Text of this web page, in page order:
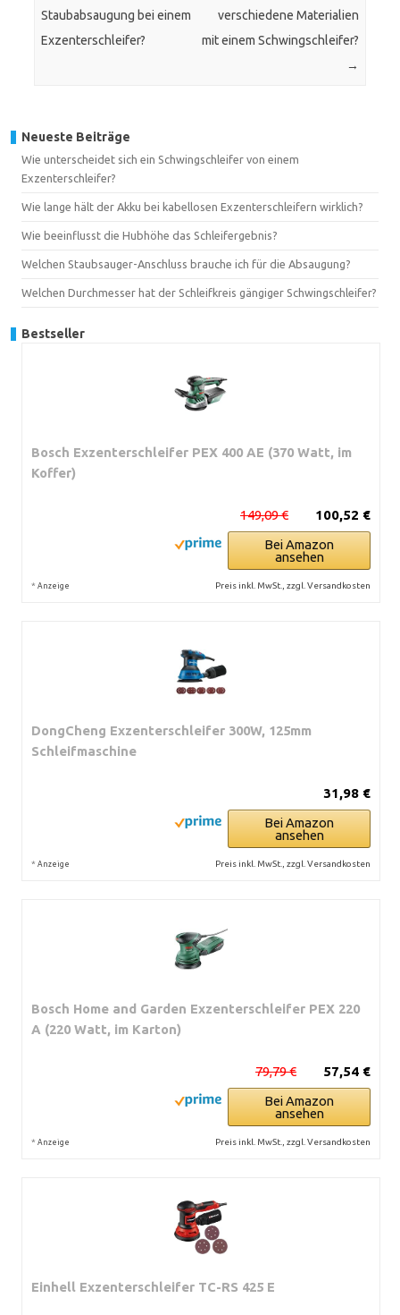
Staubabsaugung bei einem
Exzenterschleifer?
verschiedene Materialien
mit einem Schwingschleifer?
→
Neueste Beiträge
Wie unterscheidet sich ein Schwingschleifer von einem
Exzenterschleifer?
Wie lange hält der Akku bei kabellosen Exzenterschleifern wirklich?
Wie beeinflusst die Hubhöhe das Schleifergebnis?
Welchen Staubsauger-Anschluss brauche ich für die Absaugung?
Welchen Durchmesser hat der Schleifkreis gängiger Schwingschleifer?
Bestseller
Bosch Exzenterschleifer PEX 400 AE (370 Watt, im
Koffer)
100,52 €
149,09 €
Bei Amazon
ansehen
* Anzeige Preis inkl. MwSt., zzgl. Versandkosten
DongCheng Exzenterschleifer 300W, 125mm
Schleifmaschine
31,98 €
Bei Amazon
ansehen
* Anzeige Preis inkl. MwSt., zzgl. Versandkosten
Bosch Home and Garden Exzenterschleifer PEX 220
A (220 Watt, im Karton)
57,54 €
79,79 €
Bei Amazon
ansehen
* Anzeige Preis inkl. MwSt., zzgl. Versandkosten
Einhell Exzenterschleifer TC-RS 425 E